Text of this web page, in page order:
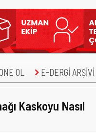
OL E-DERGİ ARŞİVİ
Kaskoyu Nasıl